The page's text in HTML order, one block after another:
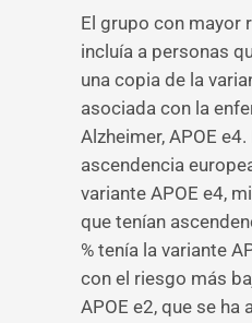
El grupo con mayor
incluía a personas
una copia de la
asociada con la
Alzheimer, APOE
ascendencia
variante APOE e4,
que tenían
% tenía la variante
con el riesgo más
APOE e2, que se ha